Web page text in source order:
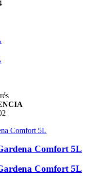
Comfort 5L
Comfort 5L